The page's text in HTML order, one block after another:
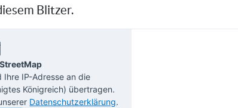
Blitzer.
IP-Adresse an die
Königreich) übertragen.
Datenschutzerklärung.